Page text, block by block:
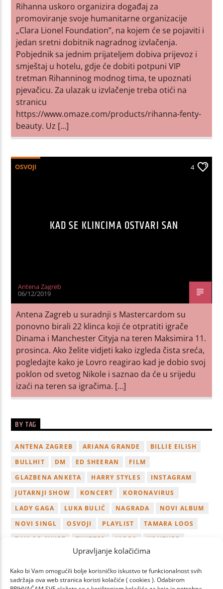
Upravljanje kolačićima
Kako bi Vam omogućili bolje korisničko iskustvo te funkcionalnost svih
sadržaja ova web stranica koristi kolačiće ( cookies ). Odabirom
Rihanna uskoro organizira događaj za
promoviranje svoje humanitarne organizacije
„Clara Lionel Foundation”, na kojem će se pojaviti i
jedan sretni dobitnik nagradnog izvlačenja.
Pobjednik sa jednim prijateljem dobiva prijevoz i
smještaj u hotelu, gdje će dobiti potpuni VIP
tretman Rihanninog modnog tima, te upoznati
pjevačicu. Za ulazak u izvlačenje treba otići na
stranicu
https://www.omaze.com/products/rihanna-fenty-
beauty. Uz […]
OSVOJI 4
KAD SE KLINCIMA OSTVARI SAN
Antena Zagreb
06/12/2019
Antena Zagreb u suradnji s Mastercardom su
ponovno birali 22 klinca koji će otpratiti igrače
Dinama i Manchester Cityja na teren Maksimira 11.
prosinca. Ako želite vidjeti kako izgleda čista sreća,
pogledajte kako je Lovro reagirao kad je dobio svoj
poklon od svetog Nikole i saznao da će u srijedu
izaći na teren sa igračima. […]
BY TAG
ANTENA ZAGREB ARIANA GRANDE
BILLIE EILISH
BULLHIT
DM ED SHEERAN
FILM
GLAZBENA ANKETA
HARRY STYLES
INSTAGRAM
JUTARNJI SHOW
KONCERT
KORONAVIRUS
LADY GAGA
LUKA BULIĆ NAGRADA
NOVI ALBUM
NOVI SINGL
OSVOJI PLAYLIST
TAMARA LOOS
TAYLOR SWIFT
TWITTER VIDEO
YOUTUBE